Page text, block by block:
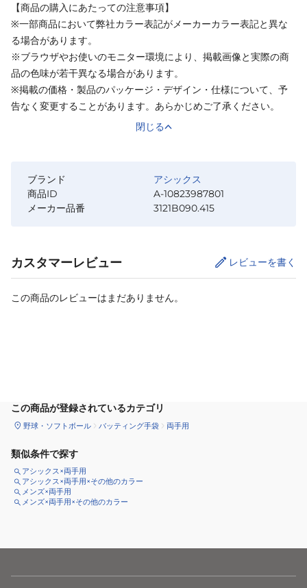
【商品の購入にあたっての注意事項】
※一部商品において弊社カラー表記がメーカーカラー表記と異な
る場合があります。
※ブラウザやお使いのモニター環境により、掲載画像と実際の商
品の色味が若干異なる場合があります。
※掲載の価格・製品のパッケージ・デザイン・仕様について、予
告なく変更することがあります。あらかじめご了承ください。
閉じる
ブランド
アシックス
商品ID
A-10823987801
メーカー品番
3121B090.415
カスタマーレビュー レビューを書く
この商品のレビューはまだありません。
この商品が登録されているカテゴリ
野球・ソフトボール バッティング手袋 両手用
類似条件で探す
アシックス×両手用
アシックス×両手用×その他のカラー
メンズ×両手用
メンズ×両手用×その他のカラー